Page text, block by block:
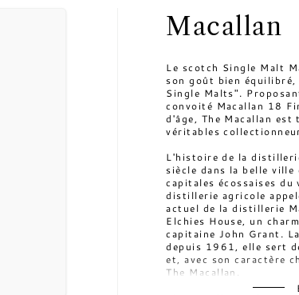
Macallan
Le scotch Single Malt
son goût bien
Single Malts".
convoité Macallan 18
d'âge, The Macallan
véritables
L'histoire de la
siècle dans la belle ville
capitales écossaises
distillerie agricole
actuel de la distillerie
Elchies House, un
capitaine John Grant.
depuis 1961, elle sert
et, avec son caractère
The Macallan.